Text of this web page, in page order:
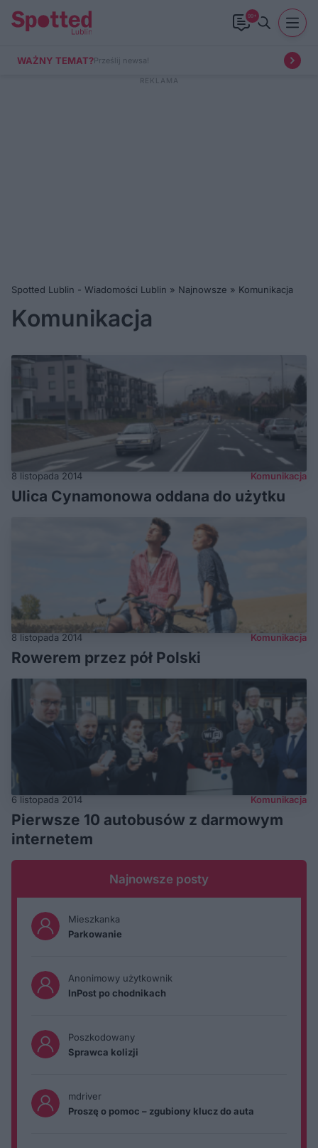
99+
WAŻNY TEMAT?Prześlij newsa!
Spotted Lublin - Wiadomości Lublin » Najnowsze » Komunikacja
Komunikacja
8 listopada 2014 Komunikacja
Ulica Cynamonowa oddana do użytku
8 listopada 2014 Komunikacja
Rowerem przez pół Polski
6 listopada 2014 Komunikacja
Pierwsze 10 autobusów z darmowym
internetem
Najnowsze posty
Mieszkanka
Parkowanie
Anonimowy użytkownik
InPost po chodnikach
Poszkodowany
Sprawca kolizji
mdriver
Proszę o pomoc – zgubiony klucz do auta